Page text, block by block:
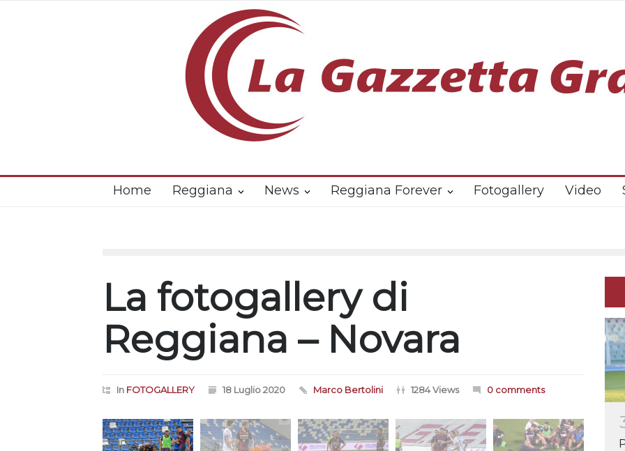
Home Reggiana News Reggiana Forever Fotogallery Video
La fotogallery di
Reggiana – Novara
In FOTOGALLERY 18 Luglio 2020 Marco Bertolini 1284 Views 0 comments